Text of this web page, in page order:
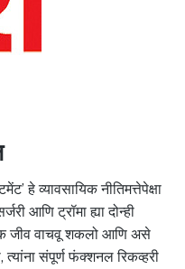
हे व्यावसायिक नीतिमत्तेपेक्षा
आणि ट्रॉमा ह्या दोन्ही
जीव वाचवू शकलो आणि असे
त्यांना संपूर्ण फंक्शनल रिकव्हरी